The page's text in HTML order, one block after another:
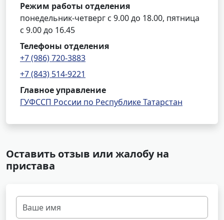
Режим работы отделения
понедельник-четверг с 9.00 до 18.00, пятница
с 9.00 до 16.45
Телефоны отделения
+7 (986) 720-3883
+7 (843) 514-9221
Главное управление
ГУФССП России по Республике Татарстан
Оставить отзыв или жалобу на
пристава